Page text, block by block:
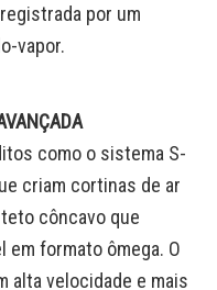
por um
vapor.
como o sistema S-
criam cortinas de ar
côncavo que
em formato ômega. O
alta velocidade e mais